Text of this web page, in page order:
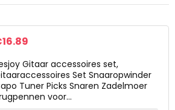
16.89
Gitaar accessoires set,
Set Snaaropwinder
Tuner Picks Snaren Zadelmoer
voor…